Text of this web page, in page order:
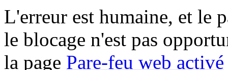
L'erreur est humaine, et le
le blocage n'est pas
la page Pare-feu web activé